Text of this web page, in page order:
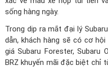
sống hàng ngày.
Trong dịp ra mắt đại lý
dẫn, khách hàng sẽ có cơ
giá Subaru Forester, Subaru
BRZ khuyến mãi đặc biệt chỉ